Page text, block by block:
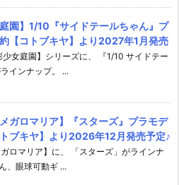
庭園】1/10『サイドテールちゃん』プ
【コトブキヤ】より2027年1月発売
少女庭園】シリーズに、 『1/10 サイドテー
インナップ。 ...
メガロマリア】『スターズ』プラモデ
ブキヤ】より2026年12月発売予定♪
ガロマリア】に、 「スターズ」がラインナ
、眼球可動ギ ...